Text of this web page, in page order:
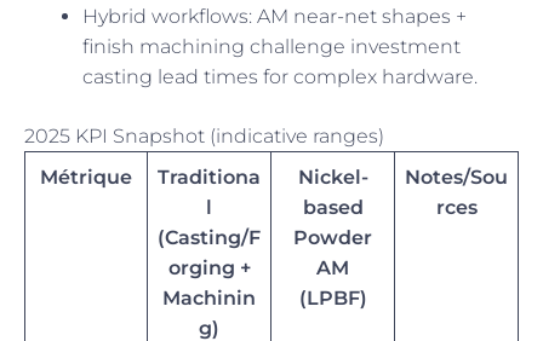
Hybrid workflows: AM near-net shapes +
finish machining challenge investment
casting lead times for complex hardware.
2025 KPI Snapshot (indicative ranges)
Métrique
Traditiona
l
(Casting/F
orging +
Machinin
g)
Nickel-
based
Powder
AM
(LPBF)
Notes/Sou
rces